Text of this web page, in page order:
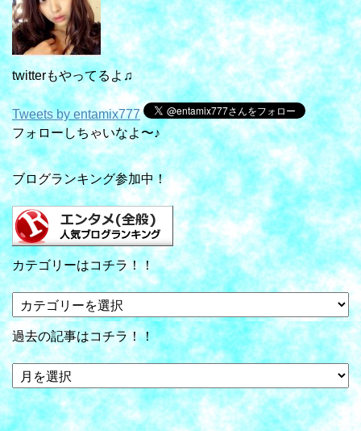
twitterもやってるよ♫
Tweets by entamix777
フォローしちゃいなよ〜♪
ブログランキング参加中！
カテゴリーはコチラ！！
カ
テ
ゴ
リ
ー
は
コ
チ
過去の記事はコチラ！！
過
去
の
記